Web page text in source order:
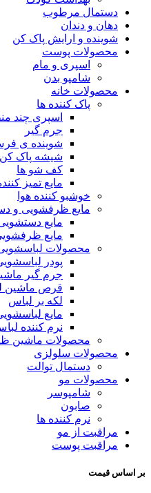
دستمال مرطوب
دهان و دندان
شوینده و ارایش پاک کن
محصولات پوست
اسپری و مام
شامپو بدن
محصولات خانه
پاک کننده ها
اسپری چند
جرم گیر
شوینده ی
شیشه پاک کن
کف شو ها
مایع تمیز
خوشبو کننده هوا
مایع ظرفشویی و
مایع
مایع
محصولات
پودر
جرم گیر
قرص ماشین
لکه بر لباس
مایع
نرم کننده
محصولات ماشین
محصولات سلولزی
دستمال توالت
محصولات مو
شامپوسر
صابون
نرم کننده ها
مراقبت از مو
مراقبت پوست
بر اساس قیمت